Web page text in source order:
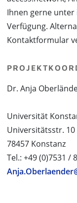
Ihnen gerne unter
Verfügung.
Kontaktformular
Dr. Anja
Universität
Universitätsstr. 10
78457 Konstanz
Tel.: +49 (0)7531 /